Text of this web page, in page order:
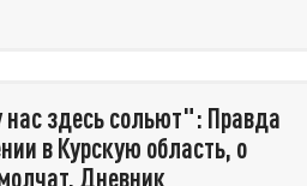
здесь сольют": Правда
в Курскую область, о
Дневник